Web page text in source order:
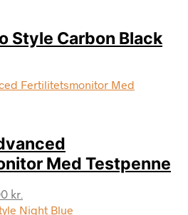
Style Carbon Black
Med Testpenne
kr.
aktuelle